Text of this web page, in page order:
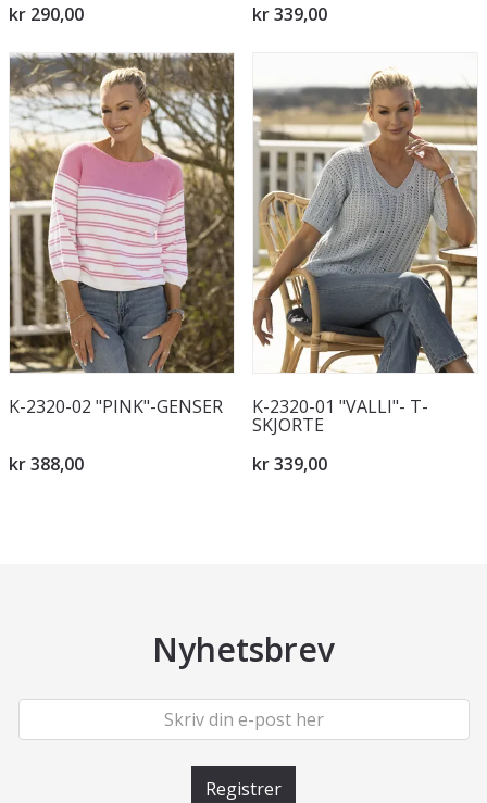
kr 290,00
kr 339,00
K-2320-02 "PINK"-GENSER
kr 388,00
K-2320-01 "VALLI"- T-
SKJORTE
kr 339,00
Nyhetsbrev
Registrer